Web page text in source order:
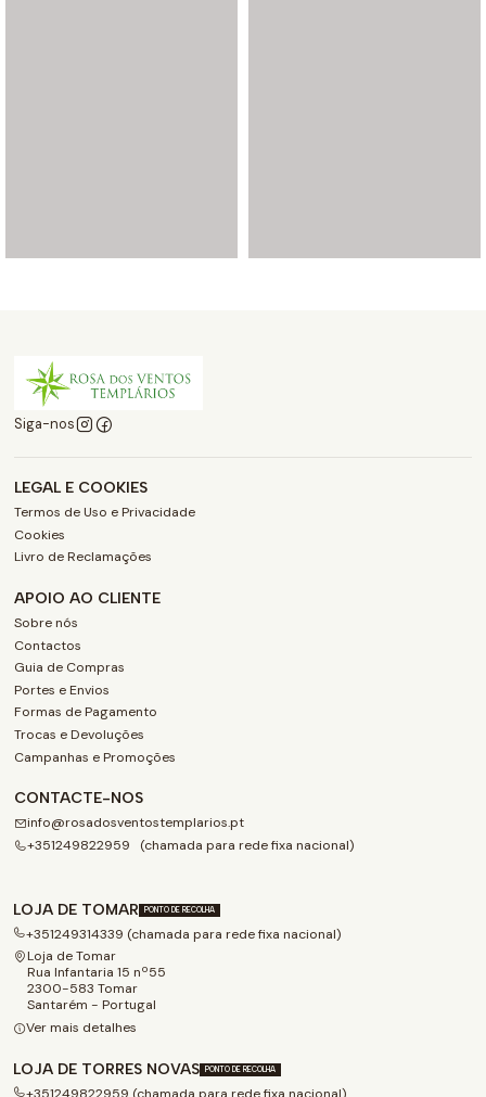
Siga-nos
LEGAL E COOKIES
Termos de Uso e Privacidade
Cookies
Livro de Reclamações
APOIO AO CLIENTE
Sobre nós
Contactos
Guia de Compras
Portes e Envios
Formas de Pagamento
Trocas e Devoluções
Campanhas e Promoções
CONTACTE-NOS
info@rosadosventostemplarios.pt
+351249822959 (chamada para rede fixa nacional)
LOJA DE TOMAR PONTO DE RECOLHA
+351249314339 (chamada para rede fixa nacional)
Loja de Tomar
Rua Infantaria 15 nº55
2300-583 Tomar
Santarém - Portugal
Ver mais detalhes
LOJA DE TORRES NOVAS PONTO DE RECOLHA